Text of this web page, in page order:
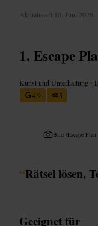
Aktualisiert 10. Juni 2026
Escape
Kunst und Unterhaltung •
4,9
5
Bild /Escape Plan
“Rätsel lösen,
Geeignet für